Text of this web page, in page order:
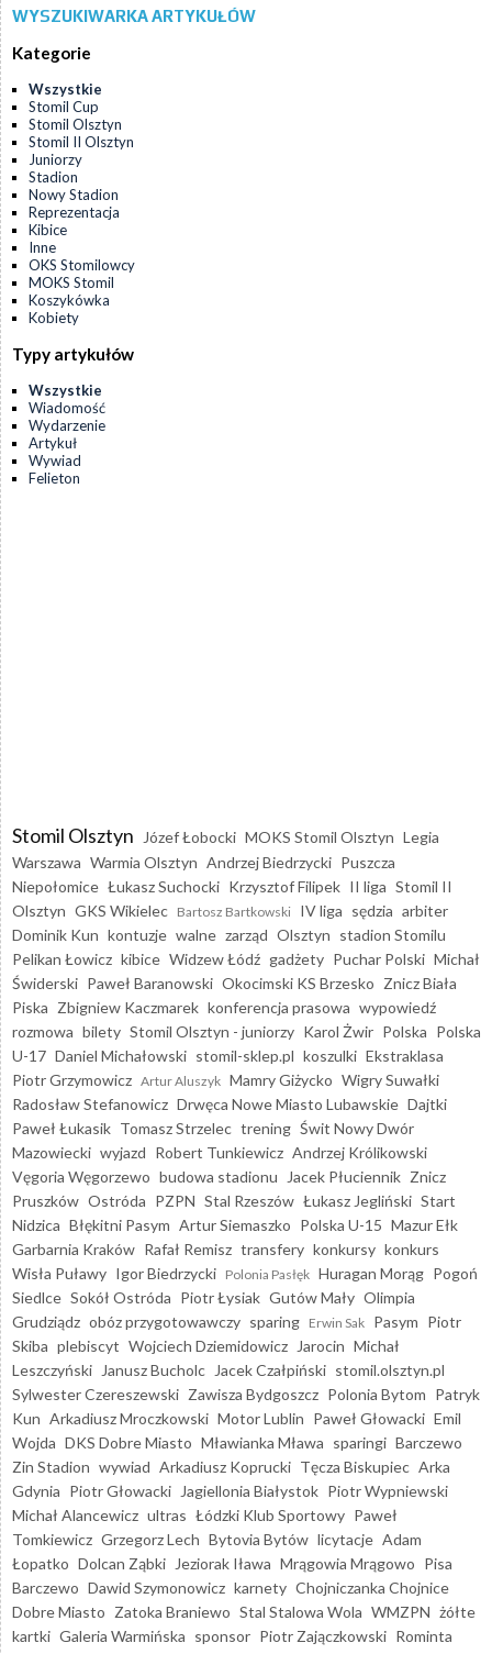
WYSZUKIWARKA ARTYKUŁÓW
Kategorie
Wszystkie
Stomil Cup
Stomil Olsztyn
Stomil II Olsztyn
Juniorzy
Stadion
Nowy Stadion
Reprezentacja
Kibice
Inne
OKS Stomilowcy
MOKS Stomil
Koszykówka
Kobiety
Typy artykułów
Wszystkie
Wiadomość
Wydarzenie
Artykuł
Wywiad
Felieton
Stomil Olsztyn Józef Łobocki MOKS Stomil Olsztyn Legia
Warszawa Warmia Olsztyn Andrzej Biedrzycki Puszcza
Niepołomice Łukasz Suchocki Krzysztof Filipek II liga Stomil II
Olsztyn GKS Wikielec Bartosz Bartkowski IV liga sędzia arbiter
Dominik Kun kontuzje walne zarząd Olsztyn stadion Stomilu
Pelikan Łowicz kibice Widzew Łódź gadżety Puchar Polski Michał
Świderski Paweł Baranowski Okocimski KS Brzesko Znicz Biała
Piska Zbigniew Kaczmarek konferencja prasowa wypowiedź
rozmowa bilety Stomil Olsztyn - juniorzy Karol Żwir Polska Polska
U-17 Daniel Michałowski stomil-sklep.pl koszulki Ekstraklasa
Piotr Grzymowicz Artur Aluszyk Mamry Giżycko Wigry Suwałki
Radosław Stefanowicz Drwęca Nowe Miasto Lubawskie Dajtki
Paweł Łukasik Tomasz Strzelec trening Świt Nowy Dwór
Mazowiecki wyjazd Robert Tunkiewicz Andrzej Królikowski
Vęgoria Węgorzewo budowa stadionu Jacek Płuciennik Znicz
Pruszków Ostróda PZPN Stal Rzeszów Łukasz Jegliński Start
Nidzica Błękitni Pasym Artur Siemaszko Polska U-15 Mazur Ełk
Garbarnia Kraków Rafał Remisz transfery konkursy konkurs
Wisła Puławy Igor Biedrzycki Polonia Pasłęk Huragan Morąg Pogoń
Siedlce Sokół Ostróda Piotr Łysiak Gutów Mały Olimpia
Grudziądz obóz przygotowawczy sparing Erwin Sak Pasym Piotr
Skiba plebiscyt Wojciech Dziemidowicz Jarocin Michał
Leszczyński
Janusz Bucholc Jacek Czałpiński stomil.olsztyn.pl
Sylwester Czereszewski Zawisza Bydgoszcz Polonia Bytom Patryk
Kun Arkadiusz Mroczkowski Motor Lublin Paweł Głowacki Emil
Wojda DKS Dobre Miasto Mławianka Mława sparingi Barczewo
Zin Stadion wywiad Arkadiusz Koprucki Tęcza Biskupiec Arka
Gdynia Piotr Głowacki Jagiellonia Białystok Piotr Wypniewski
Michał Alancewicz ultras Łódzki Klub Sportowy Paweł
Tomkiewicz Grzegorz Lech Bytovia Bytów licytacje Adam
Łopatko Dolcan Ząbki Jeziorak Iława Mrągowia Mrągowo Pisa
Barczewo Dawid Szymonowicz karnety Chojniczanka Chojnice
Dobre Miasto Zatoka Braniewo Stal Stalowa Wola WMZPN żółte
kartki Galeria Warmińska sponsor Piotr Zajączkowski Rominta